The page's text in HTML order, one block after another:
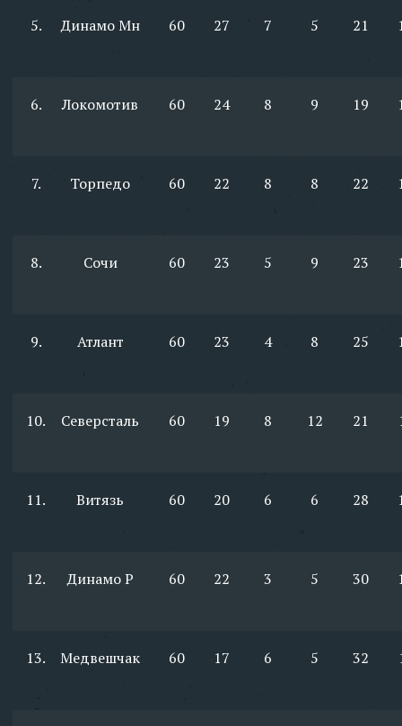
5. Динамо Мн 60 27 7 5 21
6. Локомотив 60 24 8 9 19
7. Торпедо 60 22 8 8 22
8. Сочи 60 23 5 9 23
9. Атлант 60 23 4 8 25
10. Северсталь 60 19 8 12 21
11. Витязь 60 20 6 6 28
12. Динамо Р 60 22 3 5 30
13. Медвешчак 60 17 6 5 32